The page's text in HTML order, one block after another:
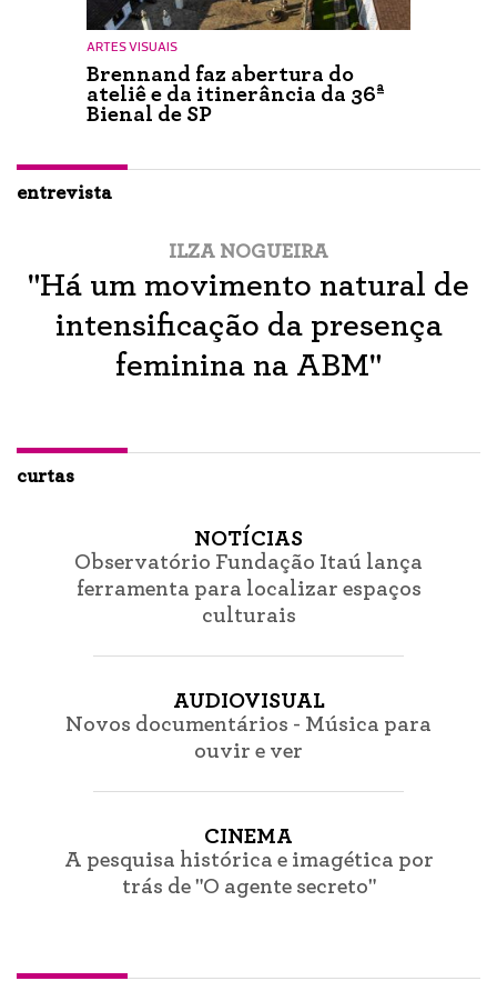
ARTES VISUAIS
Brennand faz abertura do
ateliê e da itinerância da 36ª
Bienal de SP
entrevista
ILZA NOGUEIRA
"Há um movimento natural de
intensificação da presença
feminina na ABM"
curtas
NOTÍCIAS
Observatório Fundação Itaú lança
ferramenta para localizar espaços
culturais
AUDIOVISUAL
Novos documentários - Música para
ouvir e ver
CINEMA
A pesquisa histórica e imagética por
trás de "O agente secreto"